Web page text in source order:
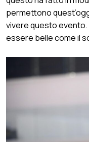
permettono
vivere questo
essere belle come il